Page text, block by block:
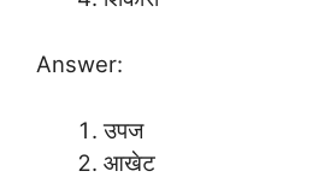
Answer:
उपज
आखेट